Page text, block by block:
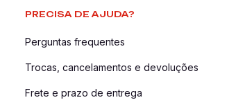
PRECISA DE AJUDA?
Perguntas frequentes
Trocas, cancelamentos e devoluções
Frete e prazo de entrega